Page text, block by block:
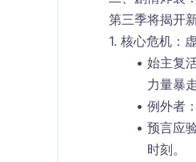
第三季将揭开
1. 核心危机：
始主复
力量暴
例外者
预言应
时刻。